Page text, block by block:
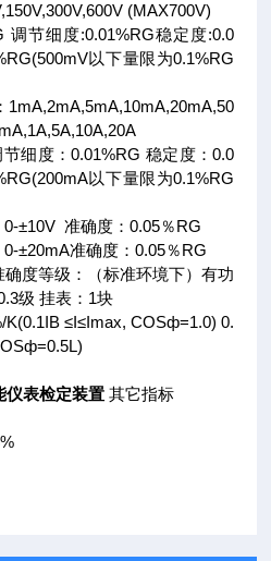
(MAX700V)
调节细度:0.01%RG稳定度:0.0
以下量限为0.1%RG
细度：0.01%RG 稳定度：0.0
以下量限为0.1%RG
±10V 准确度：0.05％RG
±20mA准确度：0.05％RG
度等级：（标准环境下）有功
级 挂表：1块
≤I≤Imax, COSф=1.0) 0.
仪表检定装置 其它指标